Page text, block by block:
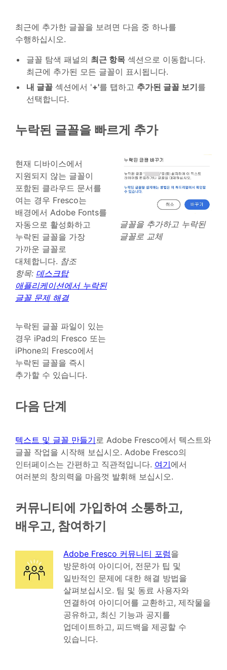
최근에 추가한 글꼴을 보려면 다음 중 하나를
수행하십시오.
글꼴 탐색 패널의 최근 항목 섹션으로 이동합니다.
최근에 추가된 모든 글꼴이 표시됩니다.
내 글꼴 섹션에서 '+'를 탭하고 추가된 글꼴 보기를
선택합니다.
누락된 글꼴을 빠르게 추가
현재 디바이스에서
지원되지 않는 글꼴이
포함된 클라우드 문서를
여는 경우 Fresco는
배경에서 Adobe Fonts를
자동으로 활성화하고
누락된 글꼴을 가장
가까운 글꼴로
대체합니다. 참조
항목: 데스크탑
애플리케이션에서 누락된
글꼴 문제 해결
누락된 글꼴 파일이 있는
경우 iPad의 Fresco 또는
iPhone의 Fresco에서
누락된 글꼴을 즉시
추가할 수 있습니다.
글꼴을 추가하고 누락된
글꼴로 교체
다음 단계
텍스트 및 글꼴 만들기로 Adobe Fresco에서 텍스트와
글꼴 작업을 시작해 보십시오. Adobe Fresco의
인터페이스는 간편하고 직관적입니다. 여기에서
여러분의 창의력을 마음껏 발휘해 보십시오.
커뮤니티에 가입하여 소통하고,
배우고, 참여하기
Adobe Fresco 커뮤니티 포럼을
방문하여 아이디어, 전문가 팁 및
일반적인 문제에 대한 해결 방법을
살펴보십시오. 팀 및 동료 사용자와
연결하여 아이디어를 교환하고, 제작물을
공유하고, 최신 기능과 공지를
업데이트하고, 피드백을 제공할 수
있습니다.